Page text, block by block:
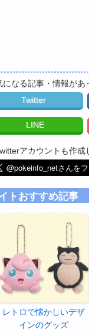
なる記事・情報があ
Twitter
LINE
アカウントも作成
トおすすめ記事
レトロで懐かしいデザ
インのグッズ